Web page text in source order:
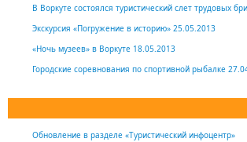
В Воркуте состоялся туристический слет трудовых
Экскурсия «Погружение в историю» 25.05.2013
«Ночь музеев» в Воркуте 18.05.2013
Городские соревнования по спортивной рыбалке
Обновление в разделе «Туристический инфоцентр»